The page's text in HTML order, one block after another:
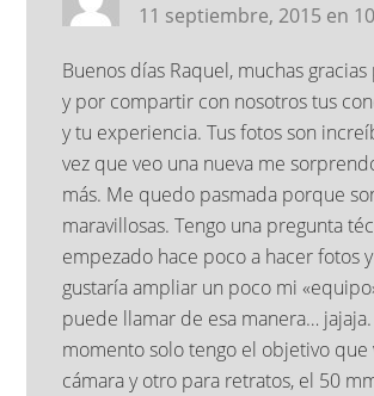
11 septiembre, 2015 en
Buenos días Raquel, muchas
y por compartir con nosotros tus
y tu experiencia. Tus fotos son
vez que veo una nueva me
más. Me quedo pasmada porque
maravillosas. Tengo una pregunta
empezado hace poco a hacer fotos
gustaría ampliar un poco mi
puede llamar de esa manera…
momento solo tengo el objetivo que
cámara y otro para retratos, el 50